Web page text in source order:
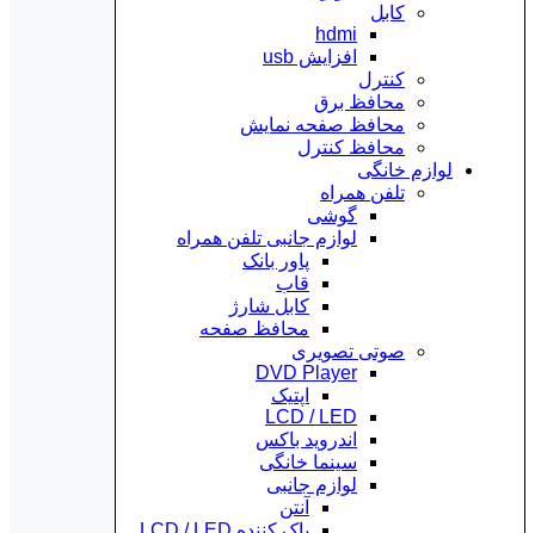
کابل
hdmi
افزایش usb
کنترل
محافظ برق
محافظ صفحه نمایش
محافظ کنترل
لوازم خانگی
تلفن همراه
گوشی
لوازم جانبی تلفن همراه
پاور بانک
قاب
کابل شارژ
محافظ صفحه
صوتی تصویری
DVD Player
اپتیک
LCD / LED
اندروید باکس
سینما خانگی
لوازم جانبی
آنتن